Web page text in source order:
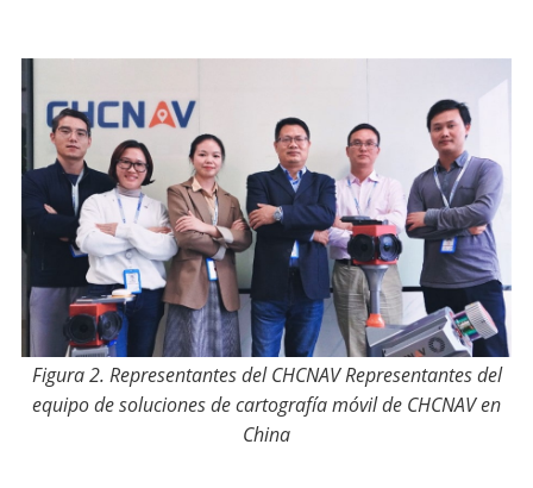
Figura 2. Representantes del CHCNAV Representantes del
equipo de soluciones de cartografía móvil de CHCNAV en
China